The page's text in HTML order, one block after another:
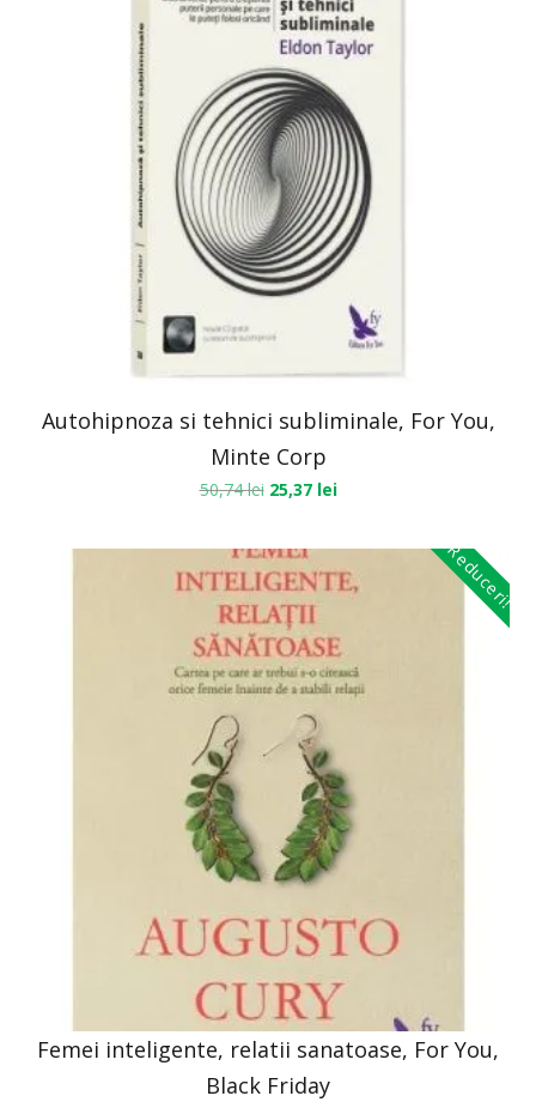
Autohipnoza si tehnici subliminale, For You,
Minte Corp
50,74lei 25,37 lei
Reduceri!
Femei inteligente, relatii sanatoase, For You,
Black Friday